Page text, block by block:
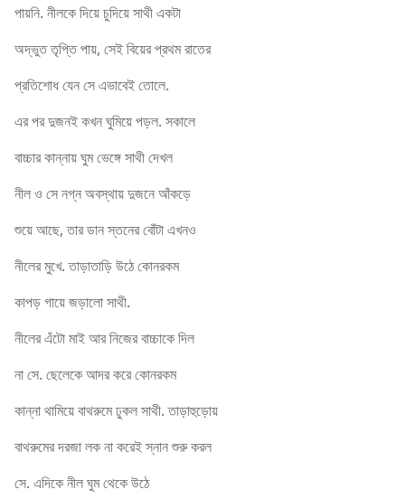
পায়নি. নীলকে দিয়ে চুদিয়ে সাথী একটা
অদ্ভুত তৃপ্তি পায়, সেই বিয়ের প্রথম রাতের
প্রতিশোধ যেন সে এভাবেই তোলে.
এর পর দুজনই কখন ঘুমিয়ে পড়ল. সকালে
বাচ্চার কান্নায় ঘুম ভেঙ্গে সাথী দেখল
নীল ও সে নগ্ন অবস্থায় দুজনে আঁকড়ে
শুয়ে আছে, তার ডান স্তনের বোঁটা এখনও
নীলের মুখে. তাড়াতাড়ি উঠে কোনরকম
কাপড় গায়ে জড়ালো সাথী.
নীলের এঁটো মাই আর নিজের বাচ্চাকে দিল
না সে. ছেলেকে আদর করে কোনরকম
কান্না থামিয়ে বাথরুমে ঢুকল সাথী. তাড়াহুড়োয়
বাথরুমের দরজা লক না করেই স্নান শুরু করল
সে. এদিকে নীল ঘুম থেকে উঠে